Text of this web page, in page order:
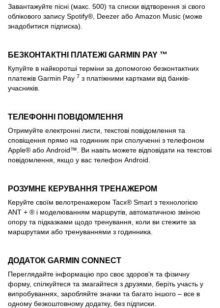
Завантажуйте пісні (макс. 500) та списки відтворення зі свого
облікового запису Spotify®, Deezer або Amazon Music (може
знадобитися підписка).
БЕЗКОНТАКТНІ ПЛАТЕЖІ GARMIN PAY ™
Купуйте в найкоротші терміни за допомогою безконтактних
платежів Garmin Pay 7 з платіжними картками від банків-
учасників.
ТЕЛЕФОННІ ПОВІДОМЛЕННЯ
Отримуйте електронні листи, текстові повідомлення та
сповіщення прямо на годинник при сполученні з телефоном
Apple® або Android™. Ви навіть можете відповідати на текстові
повідомлення, якщо у вас телефон Android.
РОЗУМНЕ КЕРУВАННЯ ТРЕНАЖЕРОМ
Керуйте своїм велотренажером Tacx® Smart з технологією
ANT + ® і моделюванням маршрутів, автоматичною зміною
опору та підказками щодо тренування, коли ви стежите за
маршрутами або тренуваннями з годинника.
ДОДАТОК GARMIN CONNECT
Переглядайте інформацію про своє здоров’я та фізичну
форму, спілкуйтеся та змагайтеся з друзями, беріть участь у
випробуваннях, заробляйте значки та багато іншого – все в
одному безкоштовному додатку, без підписки.